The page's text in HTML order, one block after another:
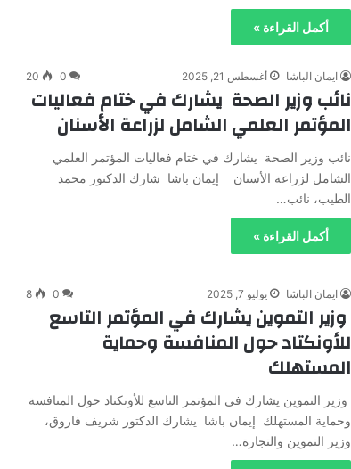
أكمل القراءة »
ايمان الباشا أغسطس 21, 2025 0
20
نائب وزير الصحة يشارك في ختام فعاليات
المؤتمر العلمي الشامل لزراعة الأسنان
نائب وزير الصحة يشارك في ختام فعاليات المؤتمر العلمي
الشامل لزراعة الأسنان إيمان باشا شارك الدكتور محمد
الطيب، نائب…
أكمل القراءة »
ايمان الباشا يوليو 7, 2025 0
8
وزير التموين يشارك في المؤتمر التاسع
للأونكتاد حول المنافسة وحماية
المستهلك
وزير التموين يشارك في المؤتمر التاسع للأونكتاد حول المنافسة
وحماية المستهلك إيمان باشا يشارك الدكتور شريف فاروق،
وزير التموين والتجارة…